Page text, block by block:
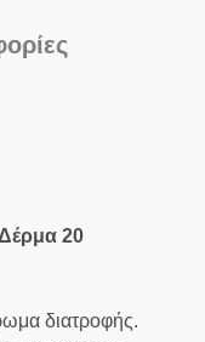
20
διατροφής.